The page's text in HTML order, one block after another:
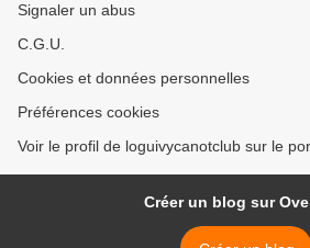
Signaler un abus
C.G.U.
Cookies et données personnelles
Préférences cookies
Voir le profil de loguivycanotclub sur le
Créer un blog sur